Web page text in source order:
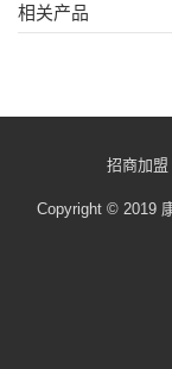
相关产品
招商加盟
Copyright © 2019